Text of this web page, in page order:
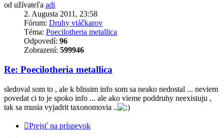
od užívateľa adi
2. Augusta 2011, 23:58
Fórum: Druhy vtáčkarov
Téma: Poecilotheria metallica
Odpovedí: 96
Zobrazení: 599946
Re: Poecilotheria metallica
sledoval som to , ale k blissim info som sa neako nedostal ... neviem
povedat ci to je spoko info ... ale ako vieme poddruhy neexistuju ,
tak sa musia vyjadrit taxonomovia ..
Prejsť na príspevok